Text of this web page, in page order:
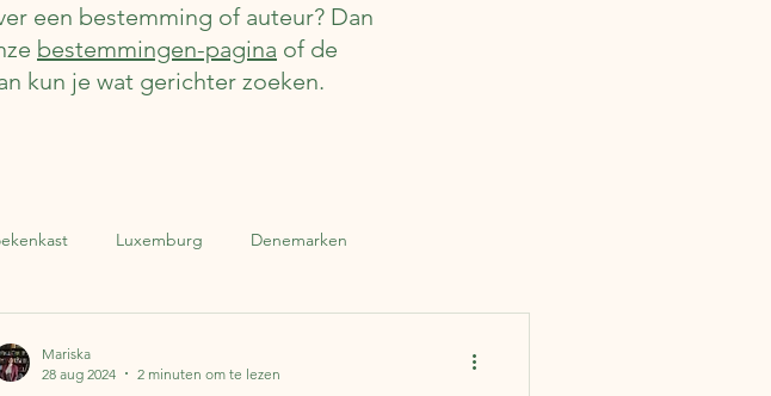
een bestemming of auteur? Dan
bestemmingen-pagina of de
kun je wat gerichter zoeken.
Luxemburg Denemarken
Mariska
28 aug 2024
2 minuten om te lezen